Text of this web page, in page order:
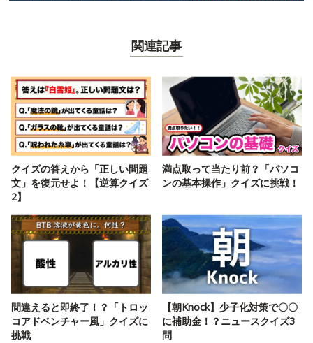
関連記事
クイズの答えから「正しい問題
文」を復元せよ！【逆算クイズ
2】
満点取って当たり前？「パソコ
ンの基本操作」クイズに挑戦！
間違えると即終了！？「トロッ
コアドベンチャー風」クイズに
挑戦
【朝Knock】少子化対策で〇〇
に補助金！？ニュースクイズ3
問